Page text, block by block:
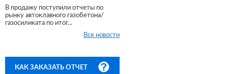
В продажу поступили отчеты по
рынку автоклавного газобетона/
газосиликата по итог...
Все новости
КАК ЗАКАЗАТЬ ОТЧЕТ